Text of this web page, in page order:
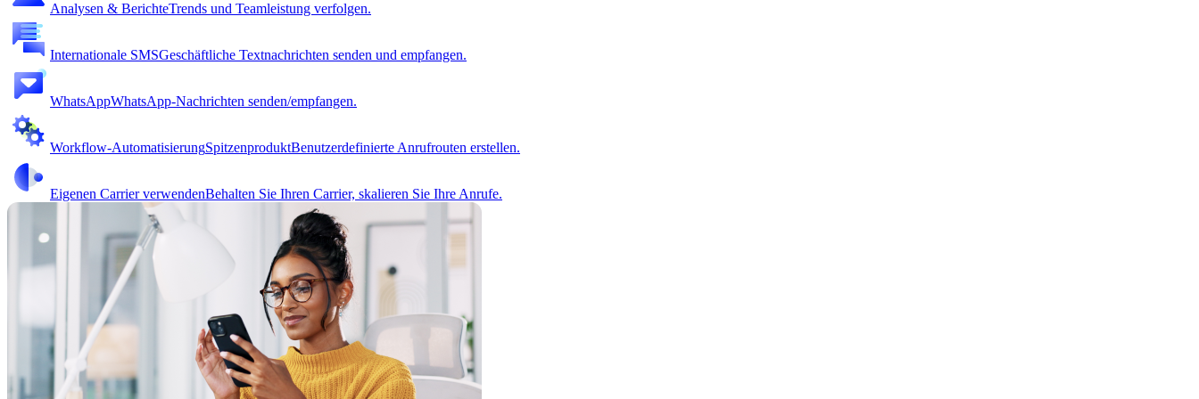
Analysen & BerichteTrends und Teamleistung verfolgen.
Internationale SMSGeschäftliche Textnachrichten senden und empfangen.
WhatsAppWhatsApp-Nachrichten senden/empfangen.
Workflow-AutomatisierungSpitzenproduktBenutzerdefinierte Anrufrouten erstellen.
Eigenen Carrier verwendenBehalten Sie Ihren Carrier, skalieren Sie Ihre Anrufe.